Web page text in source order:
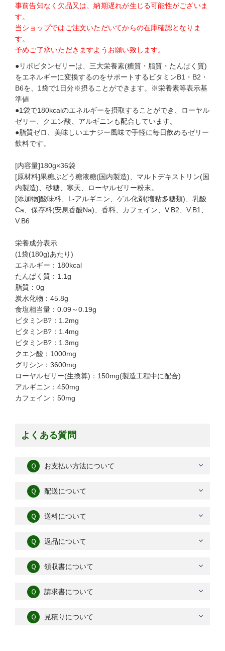
事前告知なく欠品又は、納期遅れが生じる可能性がございま
す。
当ショップではご注文いただいてからの在庫確認となりま
す。
予めご了承いただきますようお願い致します。
●リポビタンゼリーは、三大栄養素(糖質・脂質・たんぱく質)
をエネルギーに変換するのをサポートするビタミンB1・B2・
B6を、1袋で1日分※摂ることができます。※栄養素等表示基
準値
●1袋で180kcalのエネルギーを摂取することができ、ローヤル
ゼリー、クエン酸、アルギニンも配合しています。
●脂質ゼロ、美味しいエナジー風味で手軽に毎日飲めるゼリー
飲料です。
[内容量]180g×36袋
[原材料]果糖ぶどう糖液糖(国内製造)、マルトデキストリン(国
内製造)、砂糖、寒天、ローヤルゼリー粉末。
[添加物]酸味料、L‐アルギニン、ゲル化剤(増粘多糖類)、乳酸
Ca、保存料(安息香酸Na)、香料、カフェイン、V.B2、V.B1、
V.B6
栄養成分表示
(1袋(180g)あたり)
エネルギー：180kcal
たんぱく質：1.1g
脂質：0g
炭水化物：45.8g
食塩相当量：0.09～0.19g
ビタミンB?：1.2mg
ビタミンB?：1.4mg
ビタミンB?：1.3mg
クエン酸：1000mg
グリシン：3600mg
ローヤルゼリー(生換算)：150mg(製造工程中に配合)
アルギニン：450mg
カフェイン：50mg
よくある質問
Ｑ お支払い方法について
Ｑ 配送について
Ｑ 送料について
Ｑ 返品について
Ｑ 領収書について
Ｑ 請求書について
Ｑ 見積りについて